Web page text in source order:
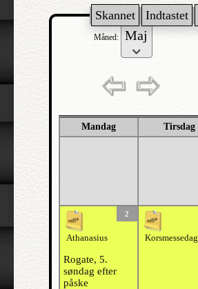
Skannet Indtastet
Måned:
Mandag Tirsdag
2
Athanasius
Rogate, 5.
søndag efter
påske
Korsmessedag